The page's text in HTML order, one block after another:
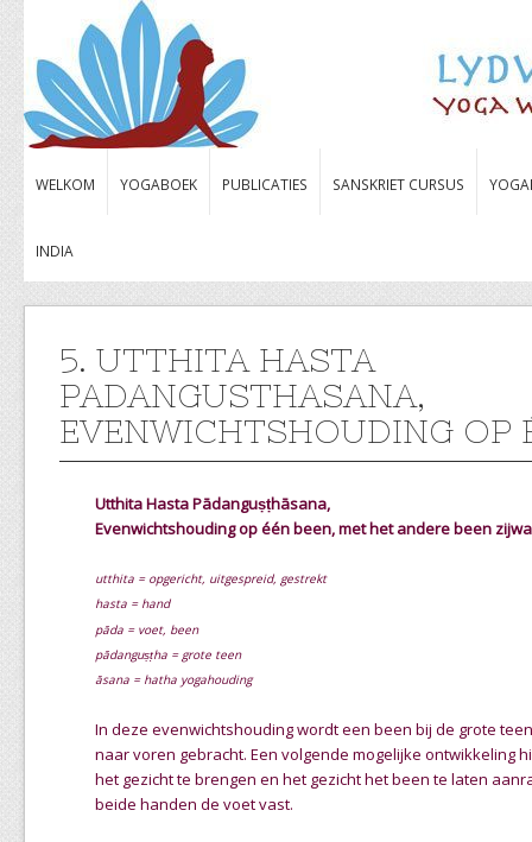
WELKOM YOGABOEK PUBLICATIES SANSKRIET CURSUS
INDIA
5. UTTHITA HASTA
PADANGUSTHASANA,
EVENWICHTSHOUDING OP
Utthita Hasta Pādanguṣṭhāsana,
Evenwichtshouding op één been, met het andere been
utthita = opgericht, uitgespreid, gestrekt
hasta = hand
pāda = voet, been
pādanguṣṭha = grote teen
āsana = hatha yogahouding
In deze evenwichtshouding wordt een been bij de grote
naar voren gebracht. Een volgende mogelijke ontwikkeling
het gezicht te brengen en het gezicht het been te laten
beide handen de voet vast.